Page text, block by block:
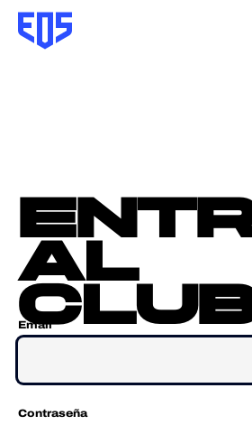
al
Email
Contraseña